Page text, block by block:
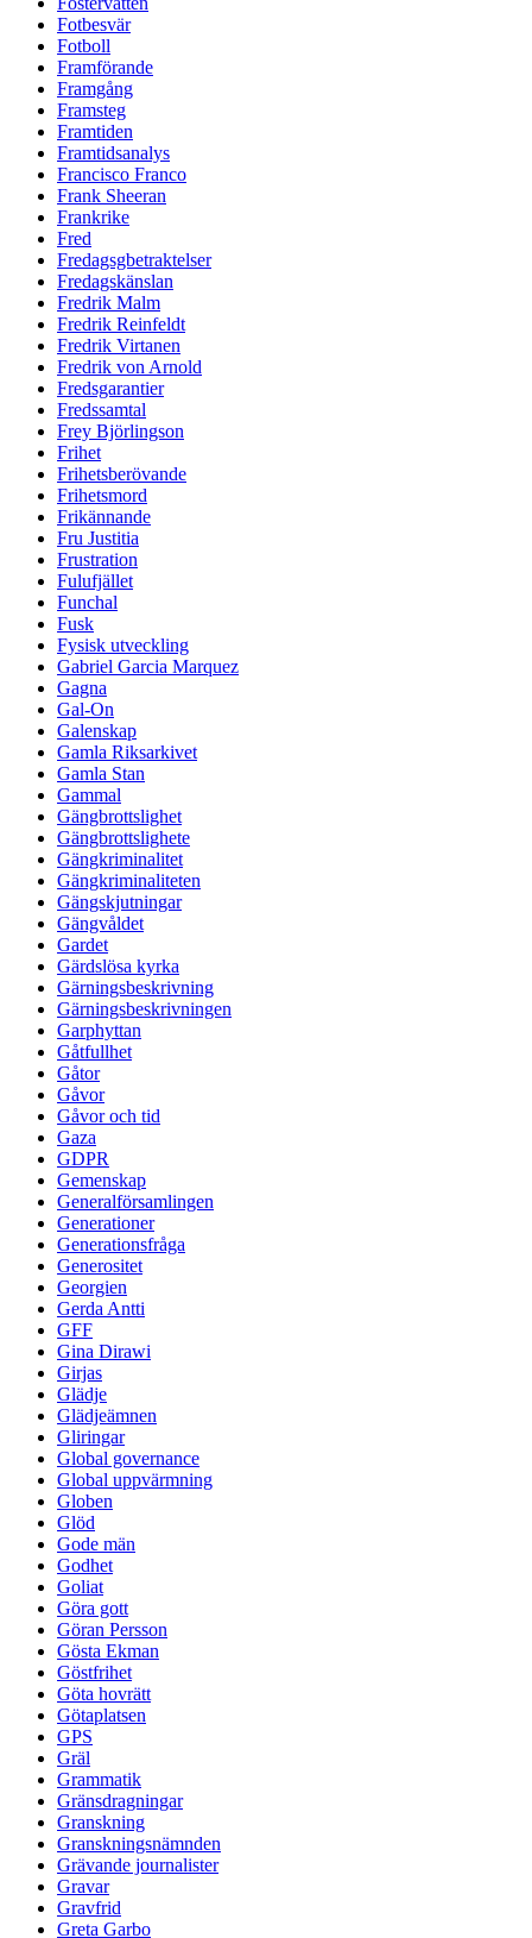
Fotbesvär
Fotboll
Framförande
Framgång
Framsteg
Framtiden
Framtidsanalys
Francisco Franco
Frank Sheeran
Frankrike
Fred
Fredagsgbetraktelser
Fredagskänslan
Fredrik Malm
Fredrik Reinfeldt
Fredrik Virtanen
Fredrik von Arnold
Fredsgarantier
Fredssamtal
Frey Björlingson
Frihet
Frihetsberövande
Frihetsmord
Frikännande
Fru Justitia
Frustration
Fulufjället
Funchal
Fusk
Fysisk utveckling
Gabriel Garcia Marquez
Gagna
Gal-On
Galenskap
Gamla Riksarkivet
Gamla Stan
Gammal
Gängbrottslighet
Gängbrottslighete
Gängkriminalitet
Gängkriminaliteten
Gängskjutningar
Gängvåldet
Gardet
Gärdslösa kyrka
Gärningsbeskrivning
Gärningsbeskrivningen
Garphyttan
Gåtfullhet
Gåtor
Gåvor
Gåvor och tid
Gaza
GDPR
Gemenskap
Generalförsamlingen
Generationer
Generationsfråga
Generositet
Georgien
Gerda Antti
GFF
Gina Dirawi
Girjas
Glädje
Glädjeämnen
Gliringar
Global governance
Global uppvärmning
Globen
Glöd
Gode män
Godhet
Goliat
Göra gott
Göran Persson
Gösta Ekman
Göstfrihet
Göta hovrätt
Götaplatsen
GPS
Gräl
Grammatik
Gränsdragningar
Granskning
Granskningsnämnden
Grävande journalister
Gravar
Gravfrid
Greta Garbo